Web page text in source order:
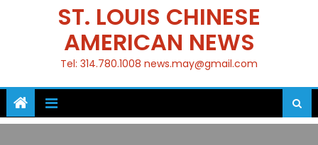
ST. LOUIS CHINESE
AMERICAN NEWS
Tel: 314.780.1008 news.may@gmail.com